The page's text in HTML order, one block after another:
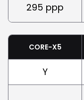
295 ppp
CORE-X5
Y